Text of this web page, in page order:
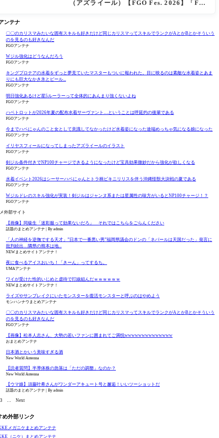
（アズライール）【FGO Fes. 2026】「Fat
ンテナ
〇〇のカリスマみたいな固有スキルも好きだけど同じカリスマってスキルでランクがAとかBとかそういう
のを見るのも好きなんだ
FGOアンテナ
Wジル強化はどうなんだろう
FGOアンテナ
キングプロテアの水着をずっと夢見ていたマスターもついに報われた。目に映るのは素敵な水着姿とあま
りにも巨大なかき氷とビール...
FGOアンテナ
明日強化あるけど星5ルーラーって全体的にあんまり強くないよね
FGOアンテナ
ハベトロットが2026年夏の配布水着サーヴァント…ということは呼延灼の後輩である
FGOアンテナ
今までハベにゃんのこと女として意識してなかったけど水着姿になった途端めっちゃ気になる娘になった
FGOアンテナ
イリヤスフィールになってしまったアズライールのイラスト
FGOアンテナ
剣ジル条件付きでNP100チャージできるようになったけど宝具効果微妙だから強化が欲しくなる
FGOアンテナ
水着イベント2026はシーサーハベにゃんとトラ柄ビキニリリスを伴う沖縄怪獣大決戦の夏である
FGOアンテナ
Wジルドレのスキル強化が実装！剣ジルはジャンヌ系または星属性の味方がいるとNP100チャージ！？
FGOアンテナ
外部サイト
【画像】同級生「迷彩服って効果ないだろ」 それではこちらをごらんください
話題のまとめアンテナ By admin
「人の神経を逆撫でする天才」”日本で一番悪い男”福岡県議会のドンの「ネパールは天国だった」発言に
批判続出…隣県の熊本は地...
NEWまとめサイトアンテナ！
夜に食べるアイスおいち！「きーん」ってするち。
UMAアンテナ
ワイが受けた性的いじめと虐待で打線組んだｗｗｗｗｗｗ
NEWまとめサイトアンテナ！
ライズやサンブレイクにいたモンスターを復活モンスターと呼ぶのはやめよう
モンハンナウまとめアンテナ
〇〇のカリスマみたいな固有スキルも好きだけど同じカリスマってスキルでランクがAとかBとかそういう
のを見るのも好きなんだ
FGOアンテナ
【画像】松本人志さん、大勢の若いファンに囲まれてご満悦wwwwwwwwwwwwww
おまとめアンテナ
日本酒とかいう美味すぎる酒
New World Antenna
【読者質問】半導体株の急落は「ただの調整」なのか？
New World Antenna
【ウマ娘】須藤叶希さんがワンダーアキュート号と邂逅！いいツーショットだ
話題のまとめアンテナ By admin
3 Next
め外部リンク
メガニケまとめアンテナ
（ニケ）まとめアンテナ